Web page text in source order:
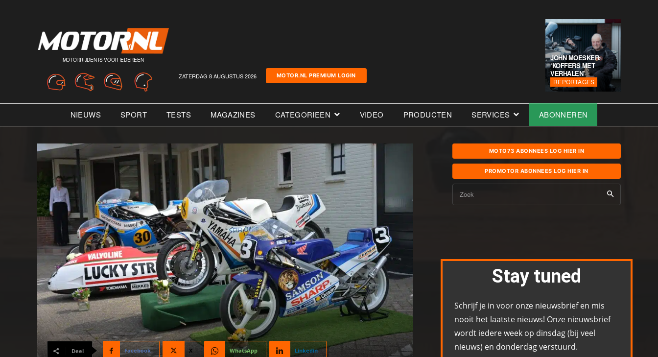
MOTORRIJDEN IS VOOR IEDEREEN
ZATERDAG 8 AUGUSTUS 2026 MOTOR.NL PREMIUM LOGIN
JOHN MOESKER:
‘KOFFERS MET
VERHALEN’
REPORTAGES
NIEUWS SPORT TESTS MAGAZINES CATEGORIEEN VIDEO PRODUCTEN SERVICES ABONNEREN
Deel Facebook X WhatsApp Linkedin
MOTO73 ABONNEES LOG HIER IN
PROMOTOR ABONNEES LOG HIER IN
Zoek
Stay tuned
Schrijf je in voor onze nieuwsbrief en mis
nooit het laatste nieuws! Onze nieuwsbrief
wordt iedere week op dinsdag (bij veel
nieuws) en donderdag verstuurd.